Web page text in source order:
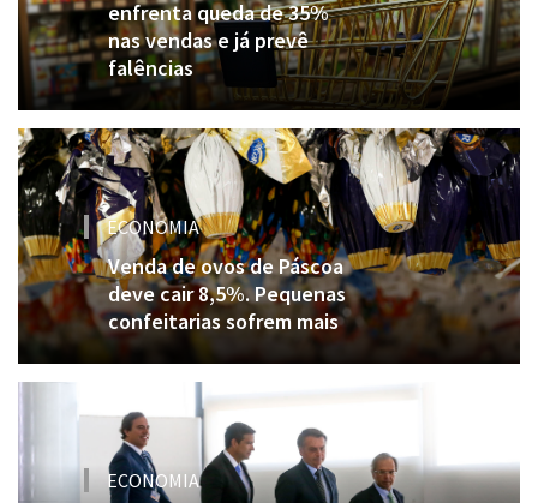
enfrenta queda de 35%
nas vendas e já prevê
falências
ECONOMIA
Venda de ovos de Páscoa
deve cair 8,5%. Pequenas
confeitarias sofrem mais
ECONOMIA